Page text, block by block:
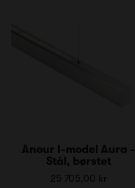
Anour I-model Aura -
Stål, børstet
25 705,00 kr